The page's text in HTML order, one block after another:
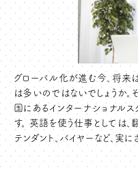
グローバル化が進む今、将来
は多いのではないでしょうか。
国にあるインターナショナル
す。 英語を使う仕事としては、
テンダント、バイヤーなど、実に